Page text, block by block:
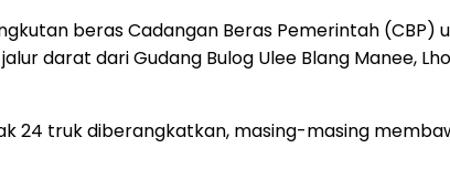
beras Cadangan Beras Pemerintah
darat dari Gudang Bulog Ulee Blang Manee,
24 truk diberangkatkan, masing-masing